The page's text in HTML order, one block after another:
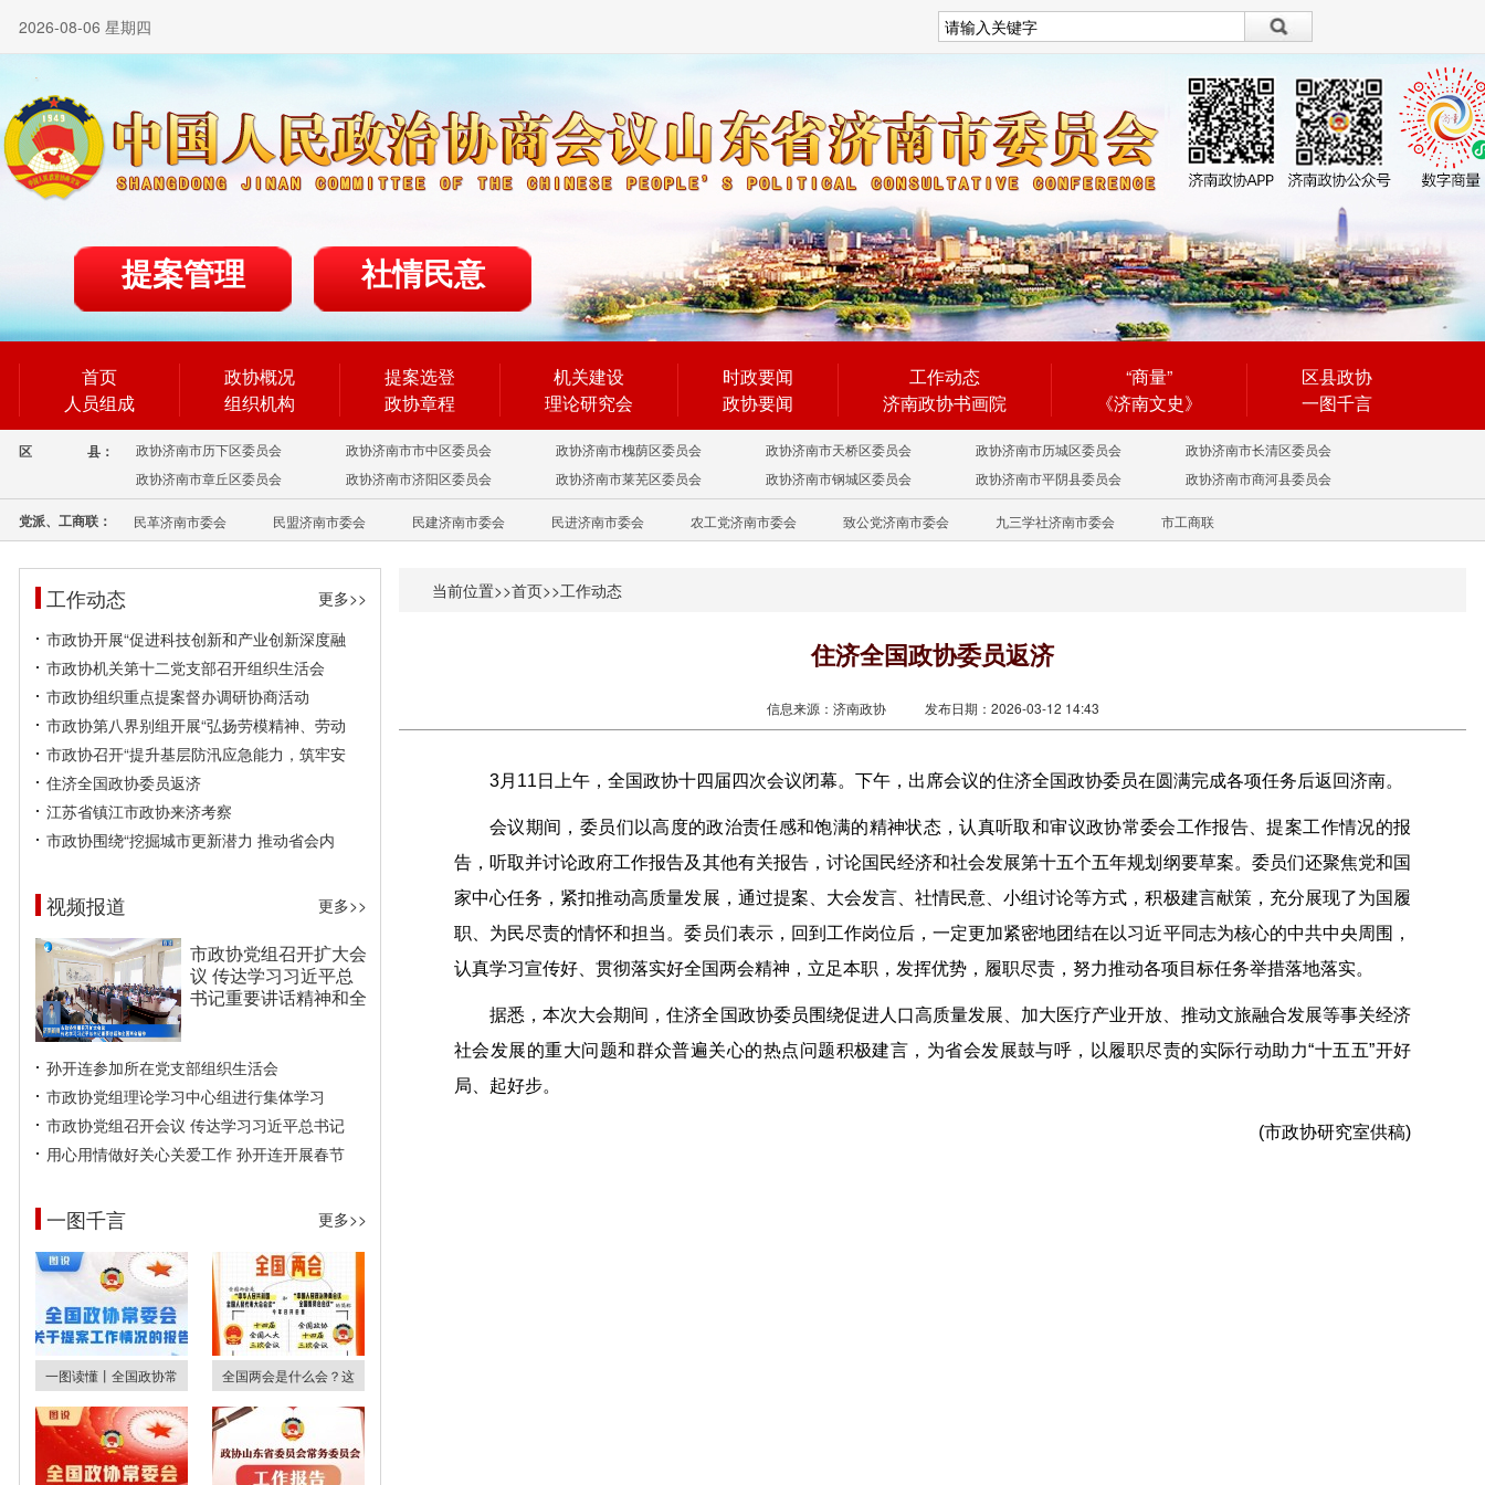
2026-08-06 星期四
繁體
提案管理 社情民意
首页
人员组成
政协概况
组织机构
提案选登
政协章程
机关建设
理论研究会
时政要闻
政协要闻
工作动态
济南政协书画院
“商量”
《济南文史》
区县政协
一图千言
区 县： 政协济南市历下区委员会 政协济南市市中区委员会 政协济南市槐荫区委员会 政协济南市天桥区委员会 政协济南市历城区委员会
政协济南市长清区委员会
政协济南市章丘区委员会
政协济南市济阳区委员会 政协济南市莱芜区委员会 政协济南市钢城区委员会 政协济南市平阴县委员会 政协济南市商河县委员会
党派、工商联： 民革济南市委会 民盟济南市委会 民建济南市委会 民进济南市委会 农工党济南市委会 致公党济南市委会 九三学社济南市委会 市工商联
工作动态
更多>>
市政协开展“促进科技创新和产业创新深度融
市政协机关第十二党支部召开组织生活会
市政协组织重点提案督办调研协商活动
市政协第八界别组开展“弘扬劳模精神、劳动
市政协召开“提升基层防汛应急能力，筑牢安
住济全国政协委员返济
江苏省镇江市政协来济考察
市政协围绕“挖掘城市更新潜力 推动省会内
视频报道 更多>>
市政协党组召开扩大会
议 传达学习习近平总
书记重要讲话精神和全
孙开连参加所在党支部组织生活会
市政协党组理论学习中心组进行集体学习
市政协党组召开会议 传达学习习近平总书记
用心用情做好关心关爱工作 孙开连开展春节
一图千言 更多>>
一图读懂丨全国政协常 全国两会是什么会？这
当前位置>>首页>>工作动态
住济全国政协委员返济
信息来源：济南政协 发布日期：2026-03-12 14:43
3月11日上午，全国政协十四届四次会议闭幕。下午，出席会议的住济全国政协委员在圆满完成各项任务后返回济南。
会议期间，委员们以高度的政治责任感和饱满的精神状态，认真听取和审议政协常委会工作报告、提案工作情况的报
告，听取并讨论政府工作报告及其他有关报告，讨论国民经济和社会发展第十五个五年规划纲要草案。委员们还聚焦党和国
家中心任务，紧扣推动高质量发展，通过提案、大会发言、社情民意、小组讨论等方式，积极建言献策，充分展现了为国履
职、为民尽责的情怀和担当。委员们表示，回到工作岗位后，一定更加紧密地团结在以习近平同志为核心的中共中央周围，
认真学习宣传好、贯彻落实好全国两会精神，立足本职，发挥优势，履职尽责，努力推动各项目标任务举措落地落实。
据悉，本次大会期间，住济全国政协委员围绕促进人口高质量发展、加大医疗产业开放、推动文旅融合发展等事关经济
社会发展的重大问题和群众普遍关心的热点问题积极建言，为省会发展鼓与呼，以履职尽责的实际行动助力“十五五”开好
局、起好步。
(市政协研究室供稿)